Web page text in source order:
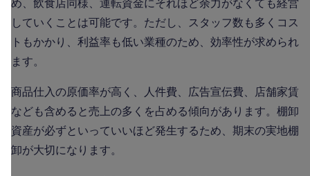
め、飲食店同様、運転資金にそれほど余力がなくても経営
していくことは可能です。ただし、スタッフ数も多くコス
トもかかり、利益率も低い業種のため、効率性が求められ
ます。
商品仕入の原価率が高く、人件費、広告宣伝費、店舗家賃
なども含めると売上の多くを占める傾向があります。棚卸
資産が必ずといっていいほど発生するため、期末の実地棚
卸が大切になります。